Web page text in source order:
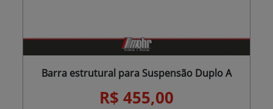
Barra estrutural para Suspensão Duplo A
R$ 455,00